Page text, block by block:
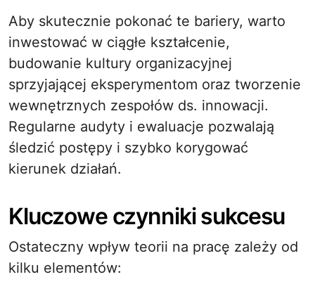
Aby skutecznie pokonać te bariery, warto
inwestować w ciągłe kształcenie,
budowanie kultury organizacyjnej
sprzyjającej eksperymentom oraz tworzenie
wewnętrznych zespołów ds. innowacji.
Regularne audyty i ewaluacje pozwalają
śledzić postępy i szybko korygować
kierunek działań.
Kluczowe czynniki sukcesu
Ostateczny wpływ teorii na pracę zależy od
kilku elementów: